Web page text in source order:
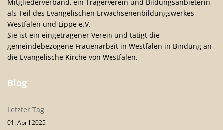
Mitgliederverband, ein Trägerverein und Bildungsanbieterin
als Teil des Evangelischen Erwachsenenbildungswerkes
Westfalen und Lippe e.V.
Sie ist ein eingetragener Verein und tätigt die
gemeindebezogene Frauenarbeit in Westfalen in Bindung an
die Evangelische Kirche von Westfalen.
Blog
Letzter Tag
01. April 2025